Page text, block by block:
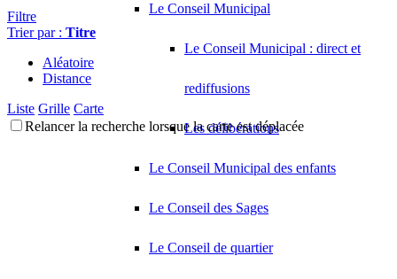
Le Conseil Municipal
Le Conseil Municipal : direct et
rediffusions
Les délibérations
Le Conseil Municipal des enfants
Le Conseil des Sages
Le Conseil de quartier
Filtre
Trier par : Titre
Aléatoire
Distance
Liste Grille Carte
Relancer la recherche lorsque la carte est déplacée